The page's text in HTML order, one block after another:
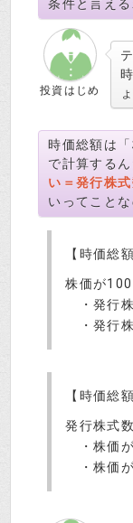
条件と言える
投資はじめ
時価総額は
で計算するん
い＝発行株
いってことな
【時価総
株価が
・発行
・発行
【時価総
発行株式
・株価
・株価